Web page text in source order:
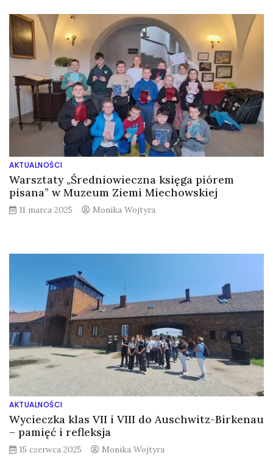
AKTUALNOŚCI
Warsztaty „Średniowieczna księga piórem
pisana” w Muzeum Ziemi Miechowskiej
11 marca 2025 Monika Wojtyra
AKTUALNOŚCI
Wycieczka klas VII i VIII do Auschwitz-Birkenau
– pamięć i refleksja
15 czerwca 2025 Monika Wojtyra